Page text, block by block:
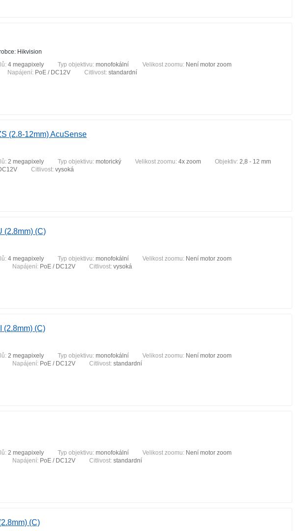
Hikvision
4 megapixely Typ objektivu: monofokální Velikost zoomu: Není motor zoom
Napájení: PoE / DC12V Citlivost: standardní
(2.8-12mm) AcuSense
2 megapixely Typ objektivu: motorický Velikost zoomu: 4x zoom Objektiv: 2,8 - 12 mm
Citlivost: vysoká
(2.8mm) (C)
4 megapixely Typ objektivu: monofokální Velikost zoomu: Není motor zoom
Napájení: PoE / DC12V Citlivost: vysoká
(2.8mm) (C)
2 megapixely Typ objektivu: monofokální Velikost zoomu: Není motor zoom
Napájení: PoE / DC12V Citlivost: standardní
2 megapixely Typ objektivu: monofokální Velikost zoomu: Není motor zoom
Napájení: PoE / DC12V Citlivost: standardní
(C)